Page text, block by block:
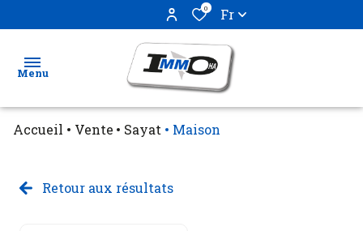
0 Fr
Menu
Locations
Accueil Vente Sayat Maison
Retour aux résultats